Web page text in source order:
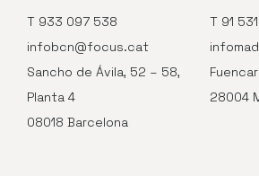
T 933 097 538
infobcn@focus.cat
Sancho de Ávila, 52 – 58,
Planta 4
08018 Barcelona
T 91
28004